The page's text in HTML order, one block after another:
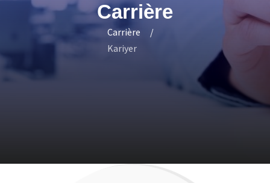
Carrière
Carrière
Kariyer